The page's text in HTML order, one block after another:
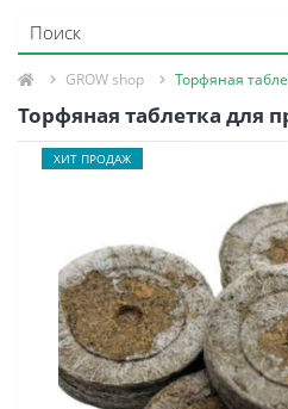
GROW shop Торфяная
Торфяная таблетка для
ХИТ ПРОДАЖ